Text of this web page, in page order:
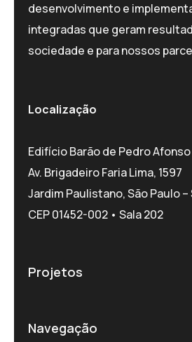
desenvolvimento e
integradas que geram
sociedade e para nossos
Localização
Edifício Barão de Pedro Afonso
Av. Brigadeiro Faria Lima, 1597
Jardim Paulistano, São Paulo –
CEP 01452-002 • Sala 202
Projetos
Navegação